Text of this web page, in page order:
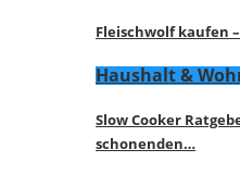
Fleischwolf kaufen
Haushalt &
Slow Cooker
schonenden…